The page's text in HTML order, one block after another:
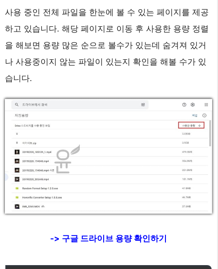
사용 중인 전체 파일을 한눈에 볼 수 있는 페이지를 제공
하고 있습니다. 해당 페이지로 이동 후 사용한 용량 정렬
을 해보면 용량 많은 순으로 볼수가 있는데 숨겨져 있거
나 사용중이지 않는 파일이 있는지 확인을 해볼 수가 있
습니다.
-> 구글 드라이브 용량 확인하기